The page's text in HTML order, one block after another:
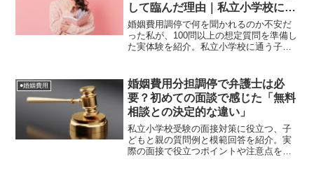
して臨んだ理由｜私立小学校に通
う子どもを育てる母親のリアル
婚姻費用調停で何を聞かれるのか不安だ
った私が、100問以上の想定質問を準備し
た実体験を紹介。私立小学校に通う子ど
ました。同じように不安を抱える方の参
考になる内容です。
●婚姻費用
婚姻費用分担調停で弁護士は必
要？初めての面談で感じた「無料
相談との決定的な違い」
私立小学校受験の面接対策に役立つ、子
どもと親の質問例と模範回答を紹介。実
際の面接で役立つポイントや注意点を解